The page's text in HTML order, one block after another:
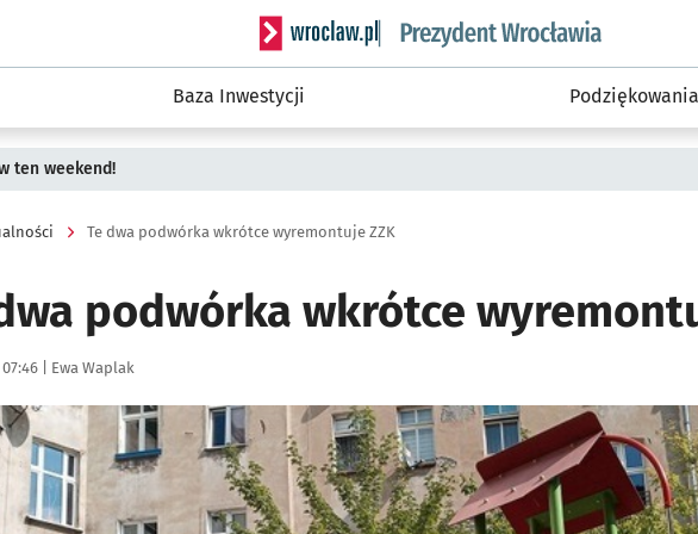
Serwis informacyjny wroclaw.pl podserwis:
Baza Inwestycji Podziękowania
ten weekend!
Te dwa podwórka wkrótce wyremontuje ZZK
podwórka wkrótce
| Autor:
Ewa Waplak
powiększyć